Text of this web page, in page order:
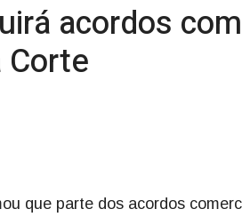
acordos
Corte
que parte dos acordos